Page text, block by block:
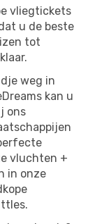
vliegtickets
u de beste
tot
weg in
kan u
ons
vluchten +
in onze